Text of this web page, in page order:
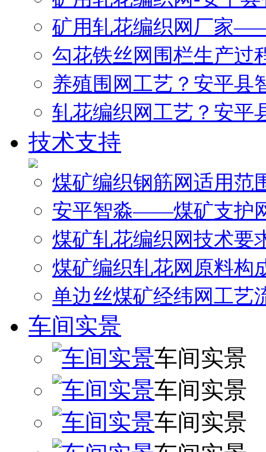
矿用轧花编织网厂家
勾花铁丝网围栏生产过
养殖围网工艺？安平县
轧花编织网工艺？安平
技术支持
煤矿编织钢筋网适用范
安平智淼——煤矿支护
煤矿轧花编织网技术要
煤矿编织轧花网原料构
单边丝煤矿经纬网工艺
车间实景
车间实景
车间实景
车间实景